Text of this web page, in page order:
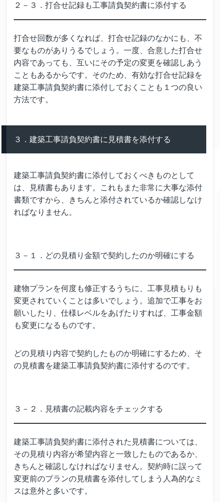
２－３．打合せ記録も工事請負契約書に添付する
打合せ回数が多くなれば、打合せ記録のなかにも、不
要なものがありうるでしょう。一度、合意した打合せ
内容であっても、互いにその予定の変更を確認しあう
こともあるからです。そのため、有効な打合せ記録を
建築工事請負契約書に添付しておくことも１つの良い
方法です。
３．建築工事請負契約書に見積書を添付する
建築工事請負契約書に添付しておくべきものとして
は、見積書もあります。これもまた非常に大事な添付
書類ですから、きちんと添付されているか確認しなけ
ればなりません。
３－１．どの見積り金額で契約したのか明確にする
建物プランを何度も修正するうちに、工事見積もりも
変更されていくことは多いでしょう。追加で工事をお
願いしたり、仕様レベルをあげたりすれば、工事金額
も変更になるものです。
どの見積り内容で契約したものか明確にするため、そ
の見積書を建築工事請負契約書に添付するのです。
３－２．見積書の記載内容をチェックする
建築工事請負契約書に添付された見積書については、
その見積り内容が希望内容と一致したものであるか、
きちんと確認しなければなりません。契約時に誤って
変更前のプランの見積書を添付してしまう人為的なミ
スは意外と多いです。